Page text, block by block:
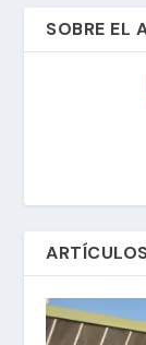
SOBRE EL